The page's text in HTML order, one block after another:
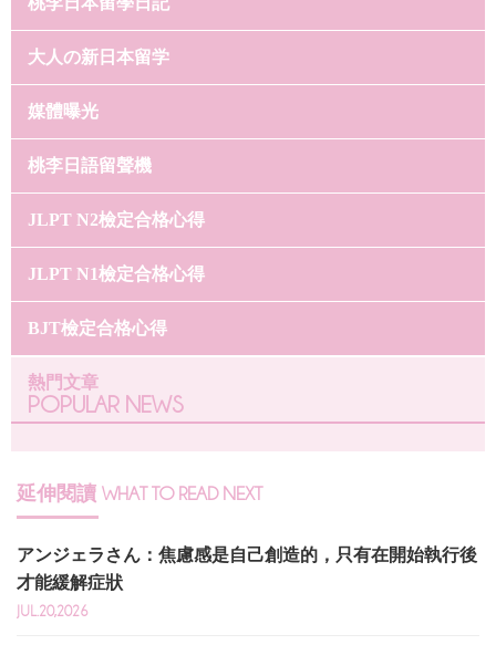
大人の新日本留学
媒體曝光
桃李日語留聲機
JLPT N2檢定合格心得
JLPT N1檢定合格心得
BJT檢定合格心得
熱門文章
POPULAR NEWS
延伸閱讀 WHAT TO READ NEXT
アンジェラさん：焦慮感是自己創造的，只有在開始執行後
才能緩解症狀
JUL.20,2026